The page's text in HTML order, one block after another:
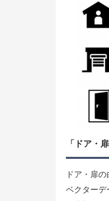
「ドア・
ドア・扉
ベクターデ